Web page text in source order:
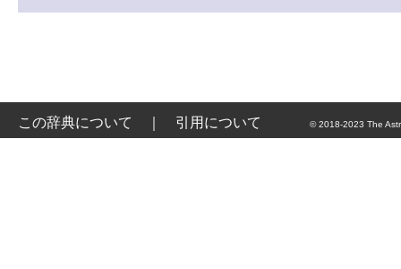
この辞典について 引用について © 2018-2023 The